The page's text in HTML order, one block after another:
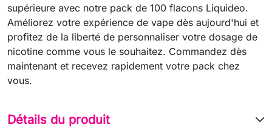
supérieure avec notre pack de 100 flacons Liquideo.
Améliorez votre expérience de vape dès aujourd'hui et
profitez de la liberté de personnaliser votre dosage de
nicotine comme vous le souhaitez. Commandez dès
maintenant et recevez rapidement votre pack chez
vous.
Détails du produit